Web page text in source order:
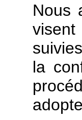
Nous
la